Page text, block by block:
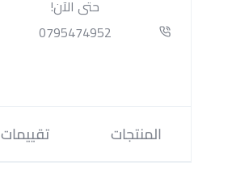
0795474952
حتى الآن!
المنتجات تقييمات